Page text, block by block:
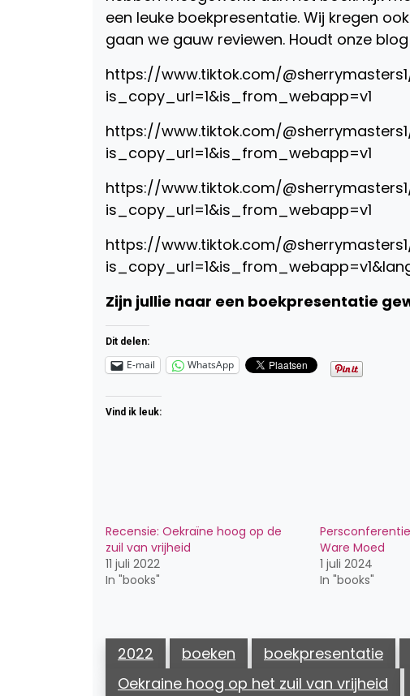
een leuke boekpresentatie. Wij kregen
gaan we gauw reviewen. Houdt onze
https://www.tiktok.com/
is_copy_url=1&is_from_webapp=v1
https://www.tiktok.com/
is_copy_url=1&is_from_webapp=v1
https://www.tiktok.com/
is_copy_url=1&is_from_webapp=v1
https://www.tiktok.com/
Zijn jullie naar een boekpresentatie
Dit delen:
E-mail WhatsApp
Vind ik leuk:
Recensie: Oekraïne hoog op de
zuil van vrijheid
11 juli 2022
In "books"
Ware Moed
1 juli 2024
In "books"
2022 boeken boekpresentatie
Oekraine hoog op het zuil van vrijheid